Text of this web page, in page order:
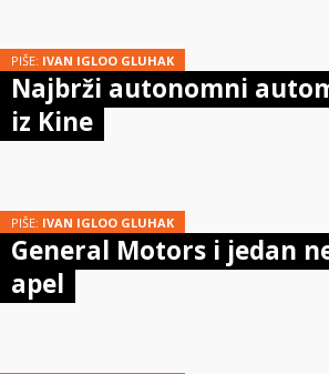
PIŠE: IVAN IGLOO GLUHAK
Najbrži autonomni
iz Kine
PIŠE: IVAN IGLOO GLUHAK
General Motors i jedan
apel